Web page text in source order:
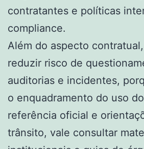
contratantes e políticas
compliance.
Além do aspecto
reduzir risco de
auditorias e incidentes,
o enquadramento do uso
referência oficial e
trânsito, vale consultar